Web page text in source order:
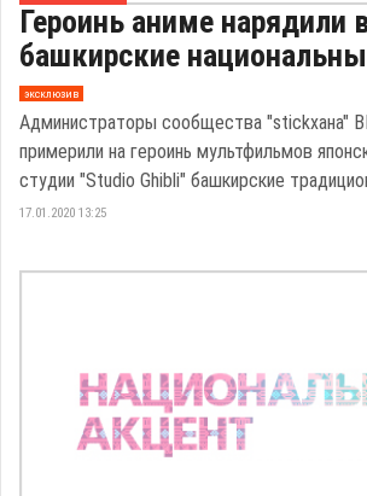
Героинь аниме нарядили
башкирские
эксклюзив
Администраторы сообщества "stickхана"
примерили на героинь мультфильмов
студии "Studio Ghibli" башкирские
17.01.2020 13:25